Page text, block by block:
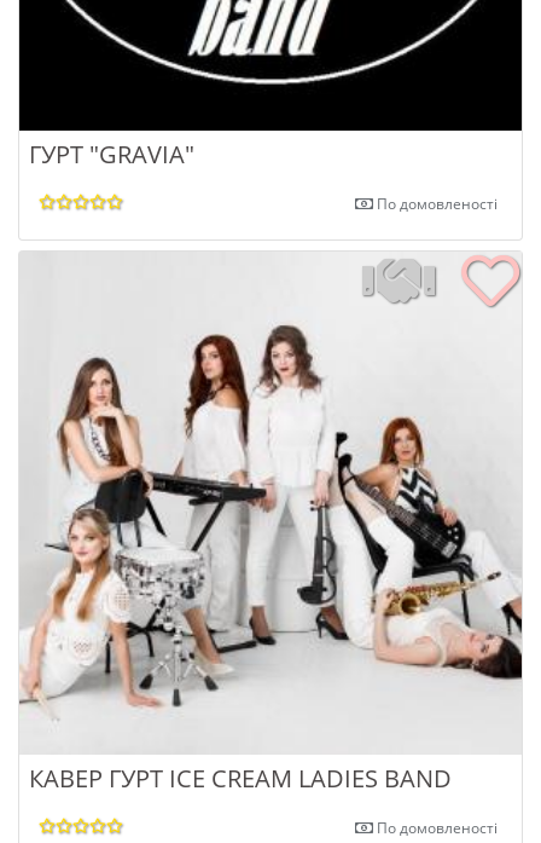
ГУРТ "GRAVIA"
По домовленості
КАВЕР ГУРТ ICE CREAM LADIES BAND
По домовленості